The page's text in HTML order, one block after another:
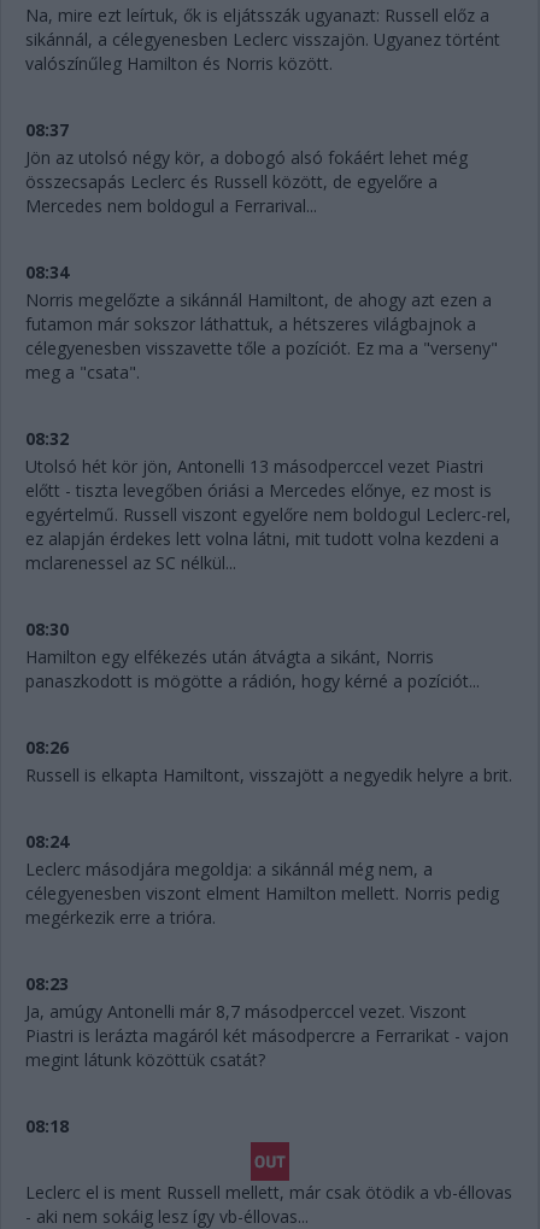
Na, mire ezt leírtuk, ők is eljátsszák ugyanazt: Russell előz a
sikánnál, a célegyenesben Leclerc visszajön. Ugyanez történt
valószínűleg Hamilton és Norris között.
08:37
Jön az utolsó négy kör, a dobogó alsó fokáért lehet még
összecsapás Leclerc és Russell között, de egyelőre a
Mercedes nem boldogul a Ferrarival...
08:34
Norris megelőzte a sikánnál Hamiltont, de ahogy azt ezen a
futamon már sokszor láthattuk, a hétszeres világbajnok a
célegyenesben visszavette tőle a pozíciót. Ez ma a "verseny"
meg a "csata".
08:32
Utolsó hét kör jön, Antonelli 13 másodperccel vezet Piastri
előtt - tiszta levegőben óriási a Mercedes előnye, ez most is
egyértelmű. Russell viszont egyelőre nem boldogul Leclerc-rel,
ez alapján érdekes lett volna látni, mit tudott volna kezdeni a
mclarenessel az SC nélkül...
08:30
Hamilton egy elfékezés után átvágta a sikánt, Norris
panaszkodott is mögötte a rádión, hogy kérné a pozíciót...
08:26
Russell is elkapta Hamiltont, visszajött a negyedik helyre a brit.
08:24
Leclerc másodjára megoldja: a sikánnál még nem, a
célegyenesben viszont elment Hamilton mellett. Norris pedig
megérkezik erre a trióra.
08:23
Ja, amúgy Antonelli már 8,7 másodperccel vezet. Viszont
Piastri is lerázta magáról két másodpercre a Ferrarikat - vajon
megint látunk közöttük csatát?
08:18
Leclerc el is ment Russell mellett, már csak ötödik a vb-éllovas
- aki nem sokáig lesz így vb-éllovas...